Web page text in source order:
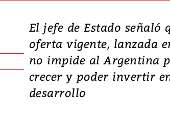
El jefe de Estado señaló
oferta vigente, lanzada
no impide al Argentina
crecer y poder invertir
desarrollo
Video, Japón:
deja heridos y
daños en